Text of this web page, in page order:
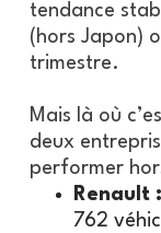
tendance
(hors Japon)
trimestre.
Mais là où
deux
performer
Renault :
762